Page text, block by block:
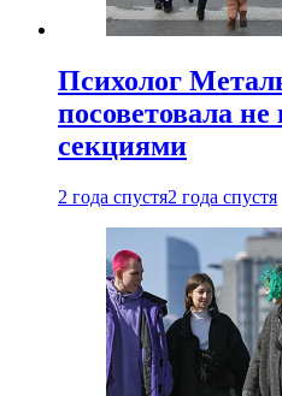
Психолог
посоветовала
секциями
2 года спустя2 года спустя